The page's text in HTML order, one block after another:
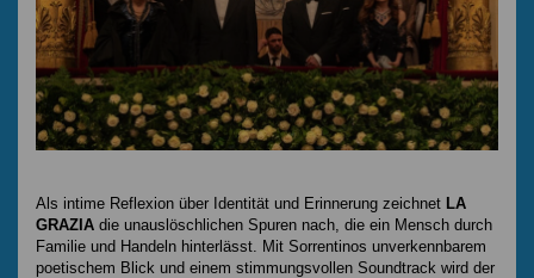
Als intime Reflexion über Identität und Erinnerung zeichnet LA
GRAZIA die unauslöschlichen Spuren nach, die ein Mensch durch
Familie und Handeln hinterlässt. Mit Sorrentinos unverkennbarem
poetischem Blick und einem stimmungsvollen Soundtrack wird der